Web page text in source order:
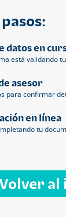
datos en
está validando
asesor
para confirmar
en línea
tu
al